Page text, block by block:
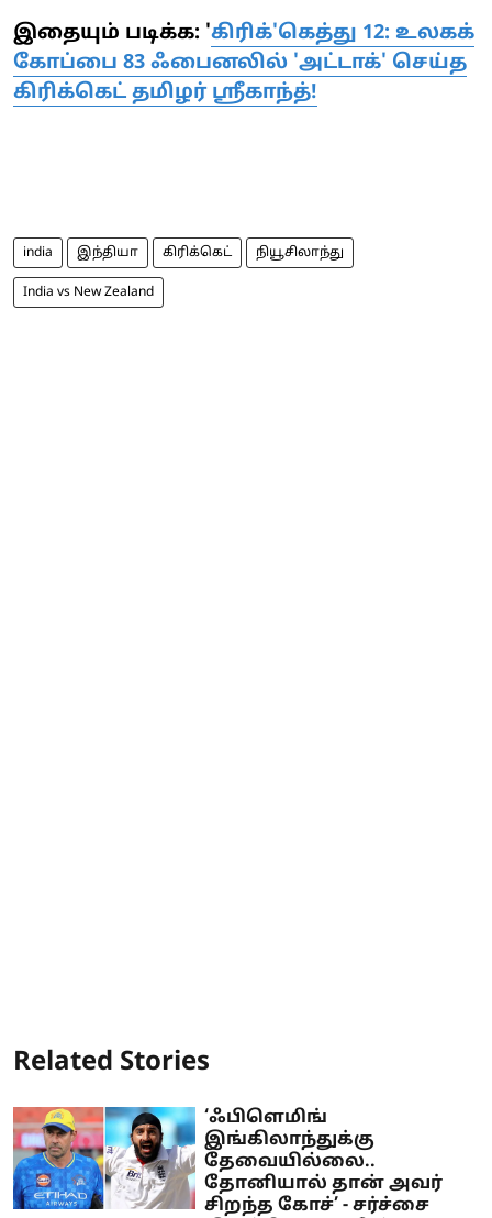
இதையும் படிக்க: 'கிரிக்'கெத்து 12: உலகக்
கோப்பை 83 ஃபைனலில் 'அட்டாக்' செய்த
கிரிக்கெட் தமிழர் ஸ்ரீகாந்த்!
india இந்தியா கிரிக்கெட் நியூசிலாந்து
India vs New Zealand
Related Stories
‘ஃபிளெமிங்
இங்கிலாந்துக்கு
தேவையில்லை..
தோனியால் தான் அவர்
சிறந்த கோச்’ - சர்ச்சை